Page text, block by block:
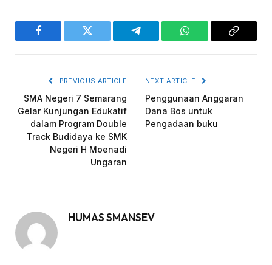
Facebook Twitter Telegram WhatsAppCopy
PREVIOUS ARTICLE
SMA Negeri 7 Semarang
Gelar Kunjungan Edukatif
dalam Program Double
Track Budidaya ke SMK
Negeri H Moenadi
Ungaran
NEXT ARTICLE
Penggunaan Anggaran
Dana Bos untuk
Pengadaan buku
HUMAS SMANSEV